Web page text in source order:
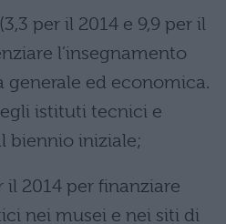
per il 2014 e 9,9 per il
l’insegnamento
generale ed economica.
istituti tecnici e
biennio iniziale;
2014 per finanziare
nei musei e nei siti di